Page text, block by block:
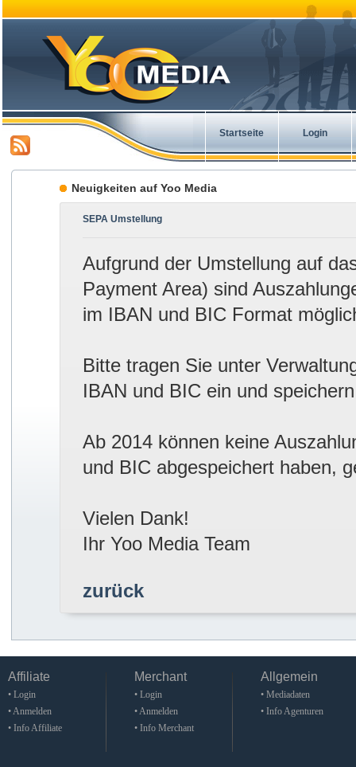
Startseite Login
Neuigkeiten auf Yoo Media
SEPA Umstellung
Aufgrund der Umstellung auf
Payment Area) sind
im IBAN und BIC Format
Bitte tragen Sie unter
IBAN und BIC ein und
Ab 2014 können keine
und BIC abgespeichert haben,
Vielen Dank!
Ihr Yoo Media Team
zurück
Affiliate
• Login
• Anmelden
• Info Affiliate
Merchant
• Login
• Anmelden
• Info Merchant
Allgemein
• Mediadaten
• Info Agenturen